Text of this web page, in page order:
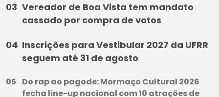
Vereador de Boa Vista tem mandato
cassado por compra de votos
Inscrições para Vestibular 2027 da UFRR
seguem até 31 de agosto
Do rap ao pagode: Mormaço Cultural 2026
fecha line-up nacional com 10 atrações de